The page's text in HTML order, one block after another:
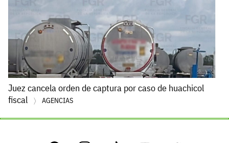
Juez cancela orden de captura por caso de huachicol
fiscal
AGENCIAS